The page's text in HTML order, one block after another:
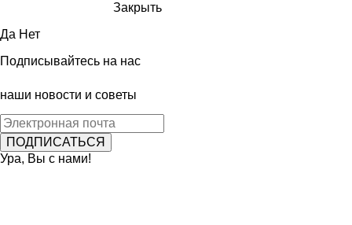
Закрыть
Да Нет
Подписывайтесь на нас
наши новости и советы
Ура, Вы с нами!